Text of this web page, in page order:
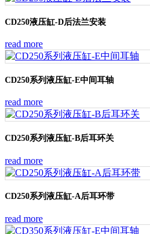
CD250液压缸-D后法兰安装
read more
CD250系列液压缸-E中间耳轴
read more
CD250系列液压缸-B后耳环关
read more
CD250系列液压缸-A后耳环带
read more